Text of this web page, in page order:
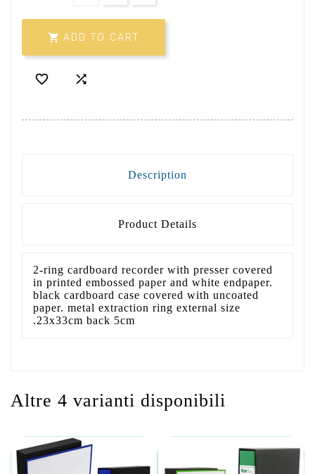
 ADD TO CART
 
Description
Product Details
2-ring cardboard recorder with presser covered
in printed embossed paper and white endpaper.
black cardboard case covered with uncoated
paper. metal extraction ring external size
.23x33cm back 5cm
Altre 4 varianti disponibili